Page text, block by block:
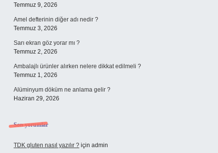
Temmuz 9, 2026
Amel defterinin diğer adı nedir ?
Temmuz 3, 2026
Sarı ekran göz yorar mı ?
Temmuz 2, 2026
Ambalajlı ürünler alırken nelere dikkat edilmeli ?
Temmuz 1, 2026
Alüminyum döküm ne anlama gelir ?
Haziran 29, 2026
Son yorumlar
TDK gluten nasıl yazılır ? için admin